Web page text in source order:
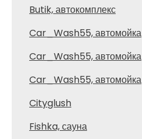
Butik, автокомплекс
Car_Wash55, автомойка
Car_Wash55, автомойка
Car_Wash55, автомойка
Cityglush
Fishka, сауна